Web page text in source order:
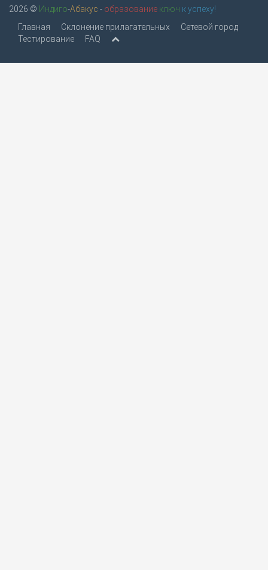
2026 © Индиго-Абакус - образование ключ к успеху!
Главная
Склонение прилагательных
Сетевой город
Тестирование
FAQ